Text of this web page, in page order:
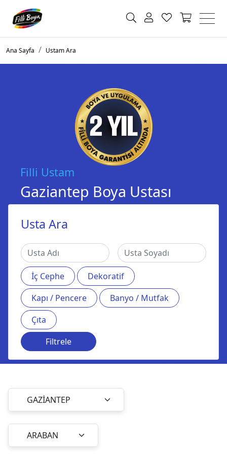
Ana Sayfa Ustam Ara
Filli Ustam
Gaziantep Boya Ustası
Usta Ara
İç Cephe
Dekoratif
Kapı / Pencere
Banyo / Mutfak
Çıta
Filtrele